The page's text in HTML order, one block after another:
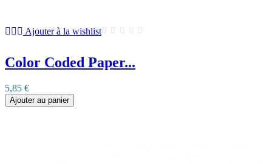
Ajouter à la wishlist
Color Coded Paper...
5,85 €
Ajouter au panier